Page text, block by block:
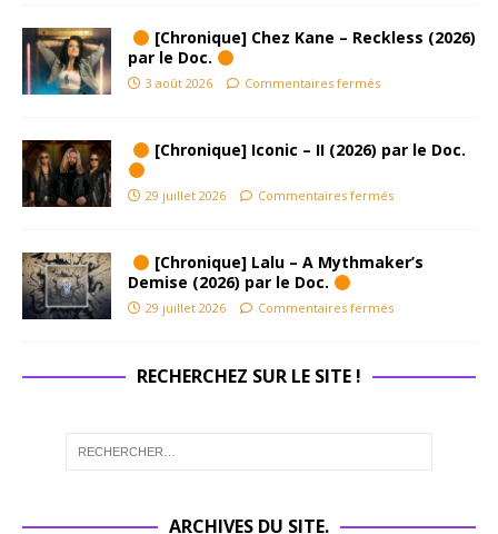
[Chronique] Chez Kane – Reckless (2026)
par le Doc.
3 août 2026 Commentaires fermés
[Chronique] Iconic – II (2026) par le Doc.
29 juillet 2026 Commentaires fermés
[Chronique] Lalu – A Mythmaker’s
Demise (2026) par le Doc.
29 juillet 2026 Commentaires fermés
RECHERCHEZ SUR LE SITE !
ARCHIVES DU SITE.